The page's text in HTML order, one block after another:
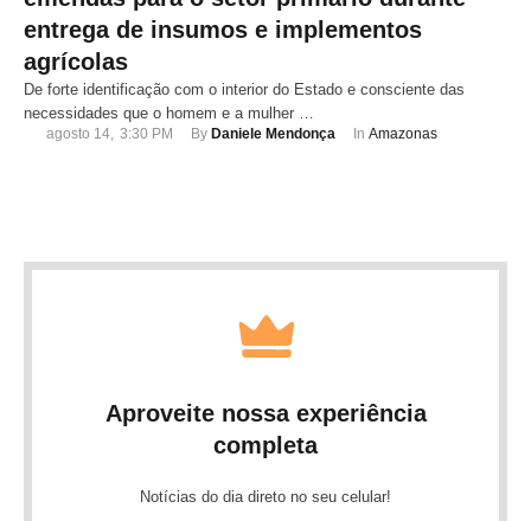
entrega de insumos e implementos
agrícolas
De forte identificação com o interior do Estado e consciente das
necessidades que o homem e a mulher …
agosto 14, 3:30 PM By Daniele Mendonça In Amazonas
Aproveite nossa experiência
completa
Notícias do dia direto no seu celular!